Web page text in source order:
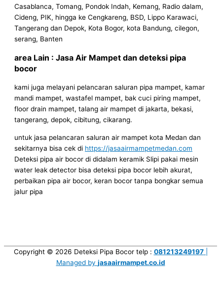
Casablanca, Tomang, Pondok Indah, Kemang, Radio dalam,
Cideng, PIK, hingga ke Cengkareng, BSD, Lippo Karawaci,
Tangerang dan Depok, Kota Bogor, kota Bandung, cilegon,
serang, Banten
area Lain : Jasa Air Mampet dan deteksi pipa
bocor
kami juga melayani pelancaran saluran pipa mampet, kamar
mandi mampet, wastafel mampet, bak cuci piring mampet,
floor drain mampet, talang air mampet di jakarta, bekasi,
tangerang, depok, cibitung, cikarang.
untuk jasa pelancaran saluran air mampet kota Medan dan
sekitarnya bisa cek di https://jasaairmampetmedan.com
Deteksi pipa air bocor di didalam keramik Slipi pakai mesin
water leak detector bisa deteksi pipa bocor lebih akurat,
perbaikan pipa air bocor, keran bocor tanpa bongkar semua
jalur pipa
Copyright © 2026 Deteksi Pipa Bocortelp : 081213249197|
Managed by jasaairmampet.co.id